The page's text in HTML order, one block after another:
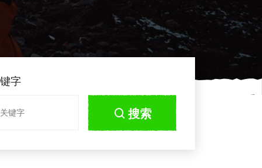
字
搜索